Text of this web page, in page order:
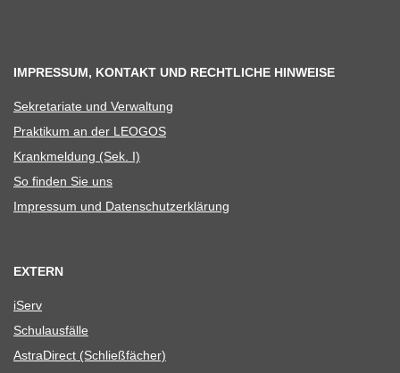
IMPRESSUM, KONTAKT UND RECHTLICHE HINWEISE
Sekre­ta­riate und Verwaltung
Prak­ti­kum an der LEOGOS
Krank­mel­dung (Sek. I)
So fin­den Sie uns
Impres­sum und Datenschutzerklärung
EXTERN
iServ
Schul­aus­fälle
Astra­Di­rect (Schließ­fä­cher)